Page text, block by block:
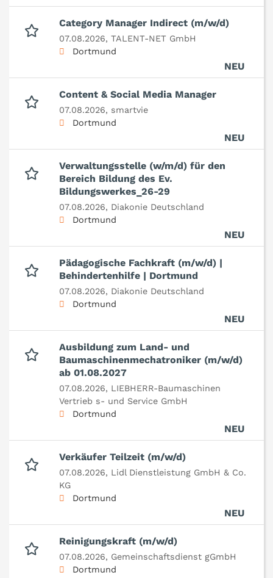
Category Manager Indirect (m/w/d)
07.08.2026, TALENT-NET GmbH
Dortmund
NEU
Content & Social Media Manager
07.08.2026, smartvie
Dortmund
NEU
Verwaltungsstelle (w/m/d) für den
Bereich Bildung des Ev.
Bildungswerkes_26-29
07.08.2026, Diakonie Deutschland
Dortmund
NEU
Pädagogische Fachkraft (m/w/d) |
Behindertenhilfe | Dortmund
07.08.2026, Diakonie Deutschland
Dortmund
NEU
Ausbildung zum Land- und
Baumaschinenmechatroniker (m/w/d)
ab 01.08.2027
07.08.2026, LIEBHERR-Baumaschinen
Vertrieb s- und Service GmbH
Dortmund
NEU
Verkäufer Teilzeit (m/w/d)
07.08.2026, Lidl Dienstleistung GmbH & Co.
KG
Dortmund
NEU
Reinigungskraft (m/w/d)
07.08.2026, Gemeinschaftsdienst gGmbH
Dortmund